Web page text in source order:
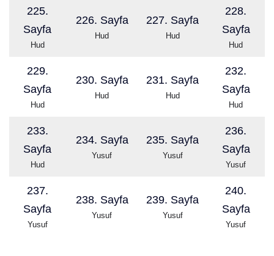
225.
Sayfa
Hud
226. Sayfa
Hud
227. Sayfa
Hud
228.
Sayfa
Hud
229.
Sayfa
Hud
230. Sayfa
Hud
231. Sayfa
Hud
232.
Sayfa
Hud
233.
Sayfa
Hud
234. Sayfa
Yusuf
235. Sayfa
Yusuf
236.
Sayfa
Yusuf
237.
Sayfa
Yusuf
238. Sayfa
Yusuf
239. Sayfa
Yusuf
240.
Sayfa
Yusuf